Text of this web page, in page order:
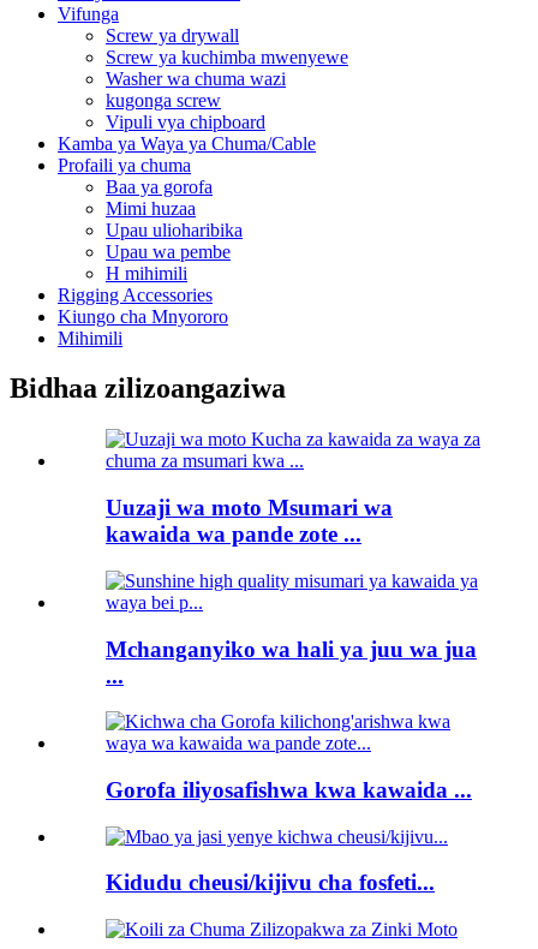
Vifunga
Screw ya drywall
Screw ya kuchimba mwenyewe
Washer wa chuma wazi
kugonga screw
Vipuli vya chipboard
Kamba ya Waya ya Chuma/Cable
Profaili ya chuma
Baa ya gorofa
Mimi huzaa
Upau ulioharibika
Upau wa pembe
H mihimili
Rigging Accessories
Kiungo cha Mnyororo
Mihimili
Bidhaa zilizoangaziwa
Uuzaji wa moto Msumari wa
kawaida wa pande zote ...
Mchanganyiko wa hali ya juu wa jua
...
Gorofa iliyosafishwa kwa kawaida ...
Kidudu cheusi/kijivu cha fosfeti...